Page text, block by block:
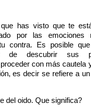
que has visto quete
por las emociones
contra. Es posible que
de descubrir sus
con más cautela
es decir se refiere a
del oido. Que significa?